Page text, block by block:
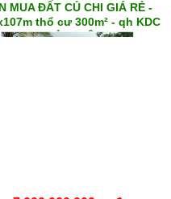
MUA ĐẤT CỦ CHI GIÁ RẺ -
thổ cư 300m² - qh KDC
- 1/ TỈNH LỘ 7